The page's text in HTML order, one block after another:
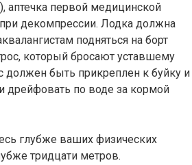
аптечка первой медицинской
декомпрессии. Лодка должна
подняться на борт
который бросают уставшему
должен быть прикреплен к буйку и
дрейфовать по воде за кормой
глубже ваших физических
тридцати метров.